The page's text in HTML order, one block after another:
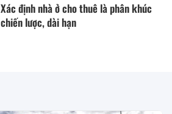
Xác định nhà ở cho thuê là phân khúc
chiến lược, dài hạn